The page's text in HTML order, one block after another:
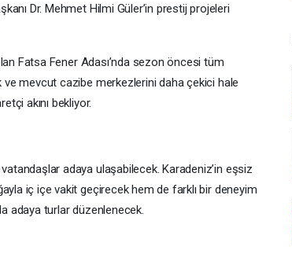
Dr. Mehmet Hilmi Güler’in prestij projeleri
Fatsa Fener Adası’nda sezon öncesi tüm
ve mevcut cazibe merkezlerini daha çekici hale
akını bekliyor.
adaya ulaşabilecek. Karadeniz’in eşsiz
iç içe vakit geçirecek hem de farklı bir deneyim
adaya turlar düzenlenecek.